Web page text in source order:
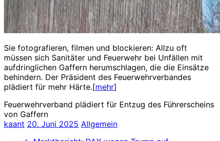
Sie fotografieren, filmen und blockieren: Allzu oft
müssen sich Sanitäter und Feuerwehr bei Unfällen mit
aufdringlichen Gaffern herumschlagen, die die Einsätze
behindern. Der Präsident des Feuerwehrverbandes
plädiert für mehr Härte.[mehr]
Feuerwehrverband plädiert für Entzug des Führerscheins
von Gaffern
kaant 20. Juni 2025 Allgemein